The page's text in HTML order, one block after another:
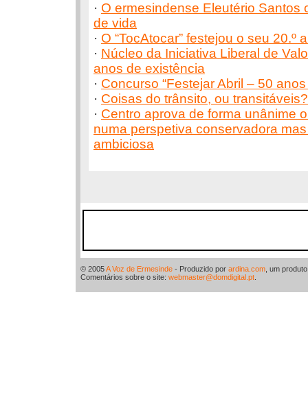
· O ermesindense Eleutério Santos
de vida
· O “TocAtocar” festejou o seu 20.º
· Núcleo da Iniciativa Liberal de
anos de existência
· Concurso “Festejar Abril – 50
· Coisas do trânsito, ou transitáveis?
· Centro aprova de forma unânime
numa perspetiva conservadora
ambiciosa
© 2005A Voz de Ermesinde - Produzido por ardina.com , um
Comentários sobre o site: webmaster@domdigital.pt